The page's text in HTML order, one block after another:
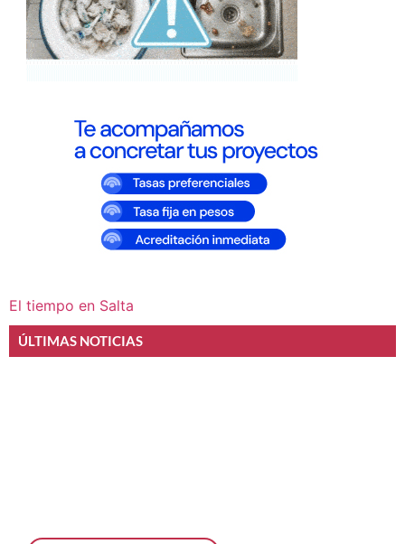
El tiempo en Salta
ÚLTIMAS NOTICIAS